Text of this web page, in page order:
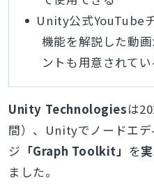
Unity公式YouTube
機能を解説した動
ントも用意されてい
Unity Technologiesは
間）、Unityでノードエ
ジ 「Graph Toolkit」 を
ました。